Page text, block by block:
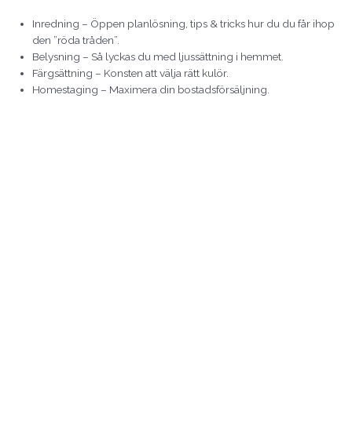
Inredning – Öppen planlösning, tips & tricks hur du du får ihop
den ”röda tråden”.
Belysning – Så lyckas du med ljussättning i hemmet.
Färgsättning – Konsten att välja rätt kulör.
Homestaging – Maximera din bostadsförsäljning.